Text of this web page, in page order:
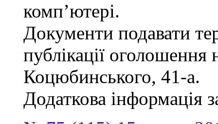
комп’ютері.
Документи подавати
публікації оголошення
Коцюбинського, 41-а.
Додаткова інформація